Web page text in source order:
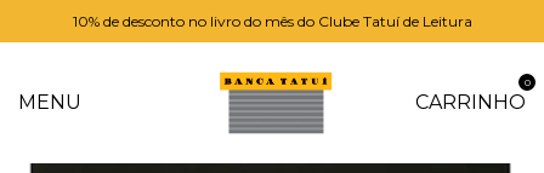
10% de desconto no livro do mês do Clube Tatuí de Leitura
MENU CARRINHO
0